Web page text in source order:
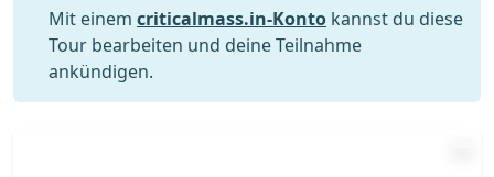
Mit einem criticalmass.in-Konto kannst du diese
Tour bearbeiten und deine Teilnahme
ankündigen.